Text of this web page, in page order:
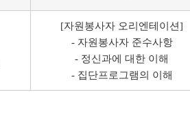
[자원봉사자 오리엔테이션]
- 자원봉사자 준수사항
- 정신과에 대한 이해
- 집단프로그램의 이해